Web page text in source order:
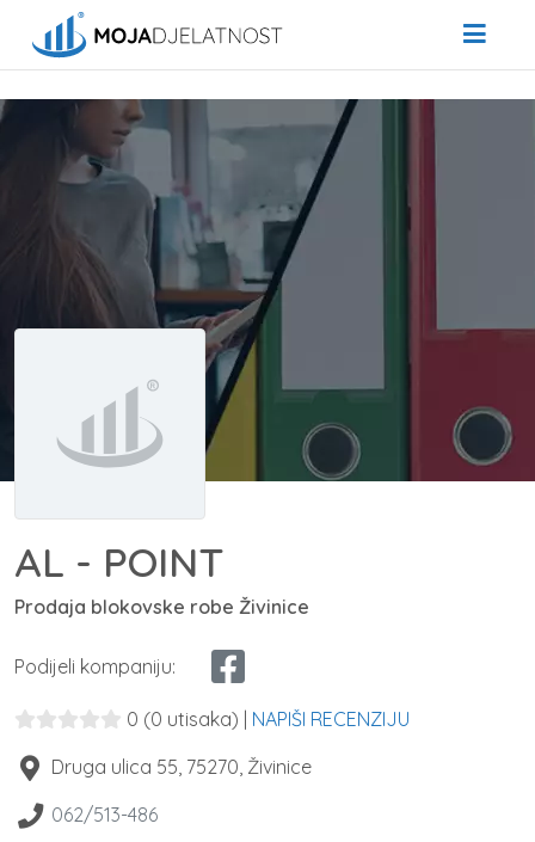
AL - POINT
Prodaja blokovske robe Živinice
Podijeli kompaniju:
0 (0 utisaka) | NAPIŠI RECENZIJU
Druga ulica 55 75270 Živinice
062/513-486